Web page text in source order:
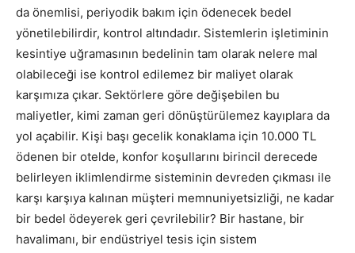
da önemlisi, periyodik bakım için ödenecek bedel
yönetilebilirdir, kontrol altındadır. Sistemlerin işletiminin
kesintiye uğramasının bedelinin tam olarak nelere mal
olabileceği ise kontrol edilemez bir maliyet olarak
karşımıza çıkar. Sektörlere göre değişebilen bu
maliyetler, kimi zaman geri dönüştürülemez kayıplara da
yol açabilir. Kişi başı gecelik konaklama için 10.000 TL
ödenen bir otelde, konfor koşullarını birincil derecede
belirleyen iklimlendirme sisteminin devreden çıkması ile
karşı karşıya kalınan müşteri memnuniyetsizliği, ne kadar
bir bedel ödeyerek geri çevrilebilir? Bir hastane, bir
havalimanı, bir endüstriyel tesis için sistem